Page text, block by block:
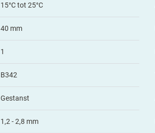
15°C tot 25°C
40 mm
1
B342
Gestanst
1,2 - 2,8 mm